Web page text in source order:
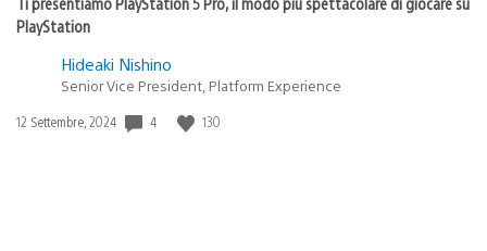
PlayStation
Hideaki Nishino
Senior Vice President, Platform Experience
Data
12 Settembre, 2024 4 130